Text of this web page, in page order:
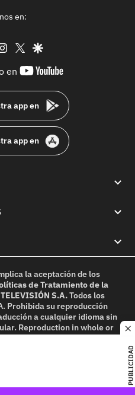
PUBLICIDAD
en:
instagram
twittergoogle
en
youtube-
app en
app en
la aceptación de los
de Tratamiento de la
S.A.Todos los
Prohibida su reproducción
a cualquier idioma sin
Reproduction in whole or